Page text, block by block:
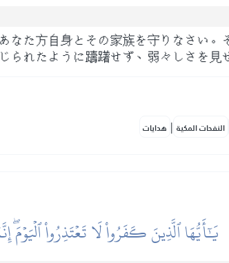
た方自身とその家族を守りなさい。
れたように躊躇せず、弱々しさを見
النفحات المكية | هدايات
يَٰٓأَيُّهَا ٱلَّذِينَ كَفَرُواْ لَا تَعۡتَذِرُواْ ٱلۡيَوۡمَۖ